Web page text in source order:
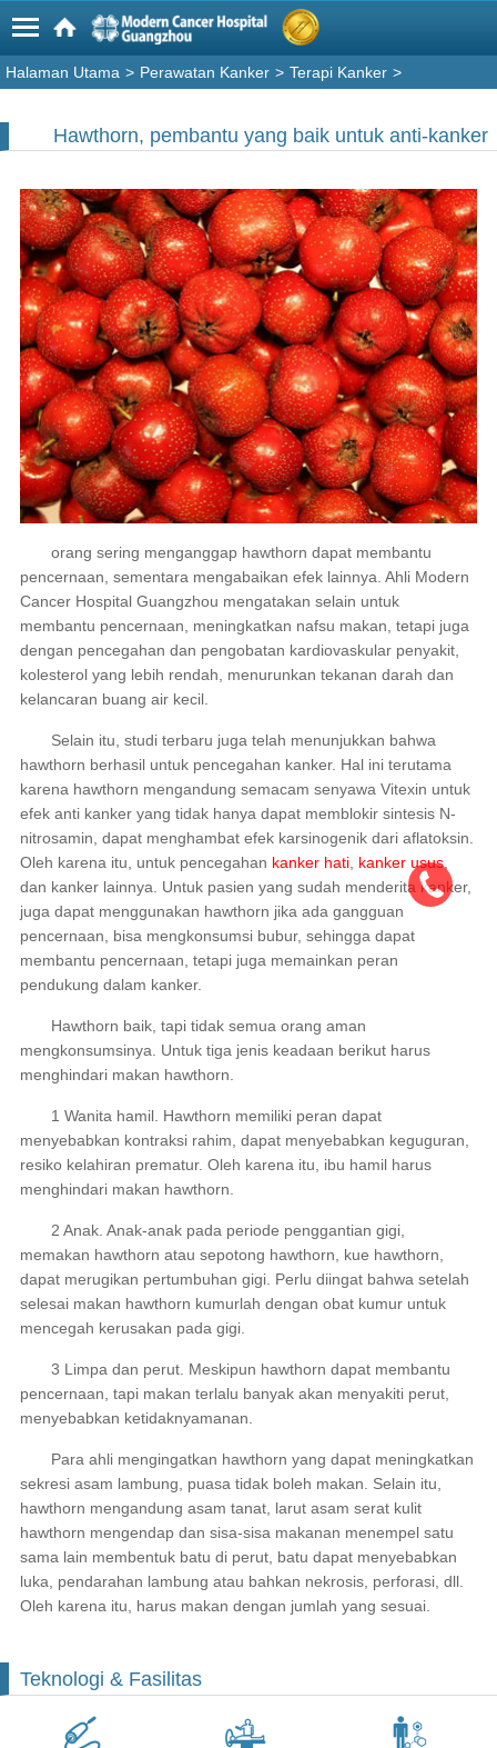
Halaman Utama > Perawatan Kanker > Terapi Kanker >
Hawthorn, pembantu yang baik untuk anti-kanker
orang sering menganggap hawthorn dapat membantu
pencernaan, sementara mengabaikan efek lainnya. Ahli Modern
Cancer Hospital Guangzhou mengatakan selain untuk
membantu pencernaan, meningkatkan nafsu makan, tetapi juga
dengan pencegahan dan pengobatan kardiovaskular penyakit,
kolesterol yang lebih rendah, menurunkan tekanan darah dan
kelancaran buang air kecil.
Selain itu, studi terbaru juga telah menunjukkan bahwa
hawthorn berhasil untuk pencegahan kanker. Hal ini terutama
karena hawthorn mengandung semacam senyawa Vitexin untuk
efek anti kanker yang tidak hanya dapat memblokir sintesis N-
nitrosamin, dapat menghambat efek karsinogenik dari aflatoksin.
Oleh karena itu, untuk pencegahan kanker hati, kanker usus,
dan kanker lainnya. Untuk pasien yang sudah menderita kanker,
juga dapat menggunakan hawthorn jika ada gangguan
pencernaan, bisa mengkonsumsi bubur, sehingga dapat
membantu pencernaan, tetapi juga memainkan peran
pendukung dalam kanker.
Hawthorn baik, tapi tidak semua orang aman
mengkonsumsinya. Untuk tiga jenis keadaan berikut harus
menghindari makan hawthorn.
1 Wanita hamil. Hawthorn memiliki peran dapat
menyebabkan kontraksi rahim, dapat menyebabkan keguguran,
resiko kelahiran prematur. Oleh karena itu, ibu hamil harus
menghindari makan hawthorn.
2 Anak. Anak-anak pada periode penggantian gigi,
memakan hawthorn atau sepotong hawthorn, kue hawthorn,
dapat merugikan pertumbuhan gigi. Perlu diingat bahwa setelah
selesai makan hawthorn kumurlah dengan obat kumur untuk
mencegah kerusakan pada gigi.
3 Limpa dan perut. Meskipun hawthorn dapat membantu
pencernaan, tapi makan terlalu banyak akan menyakiti perut,
menyebabkan ketidaknyamanan.
Para ahli mengingatkan hawthorn yang dapat meningkatkan
sekresi asam lambung, puasa tidak boleh makan. Selain itu,
hawthorn mengandung asam tanat, larut asam serat kulit
hawthorn mengendap dan sisa-sisa makanan menempel satu
sama lain membentuk batu di perut, batu dapat menyebabkan
luka, pendarahan lambung atau bahkan nekrosis, perforasi, dll.
Oleh karena itu, harus makan dengan jumlah yang sesuai.
Teknologi & Fasilitas